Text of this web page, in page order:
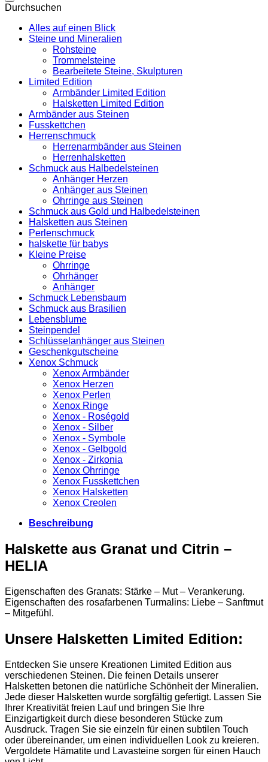
Durchsuchen
Alles auf einen Blick
Steine und Mineralien
Rohsteine
Trommelsteine
Bearbeitete Steine, Skulpturen
Limited Edition
Armbänder Limited Edition
Halsketten Limited Edition
Armbänder aus Steinen
Fusskettchen
Herrenschmuck
Herrenarmbänder aus Steinen
Herrenhalsketten
Schmuck aus Halbedelsteinen
Anhänger Herzen
Anhänger aus Steinen
Ohrringe aus Steinen
Schmuck aus Gold und Halbedelsteinen
Halsketten aus Steinen
Perlenschmuck
halskette für babys
Kleine Preise
Ohrringe
Ohrhänger
Anhänger
Schmuck Lebensbaum
Schmuck aus Brasilien
Lebensblume
Steinpendel
Schlüsselanhänger aus Steinen
Geschenkgutscheine
Xenox Schmuck
Xenox Armbänder
Xenox Herzen
Xenox Perlen
Xenox Ringe
Xenox - Roségold
Xenox - Silber
Xenox - Symbole
Xenox - Gelbgold
Xenox - Zirkonia
Xenox Ohrringe
Xenox Fusskettchen
Xenox Halsketten
Xenox Creolen
Beschreibung
Halskette aus Granat und Citrin –
HELIA
Eigenschaften des Granats: Stärke – Mut – Verankerung.
Eigenschaften des rosafarbenen Turmalins: Liebe – Sanftmut
– Mitgefühl.
Unsere Halsketten Limited Edition:
Entdecken Sie unsere Kreationen Limited Edition aus
verschiedenen Steinen. Die feinen Details unserer
Halsketten betonen die natürliche Schönheit der Mineralien.
Jede dieser Halsketten wurde sorgfältig gefertigt. Lassen Sie
Ihrer Kreativität freien Lauf und bringen Sie Ihre
Einzigartigkeit durch diese besonderen Stücke zum
Ausdruck. Tragen Sie sie einzeln für einen subtilen Touch
oder übereinander, um einen individuellen Look zu kreieren.
Vergoldete Hämatite und Lavasteine sorgen für einen Hauch